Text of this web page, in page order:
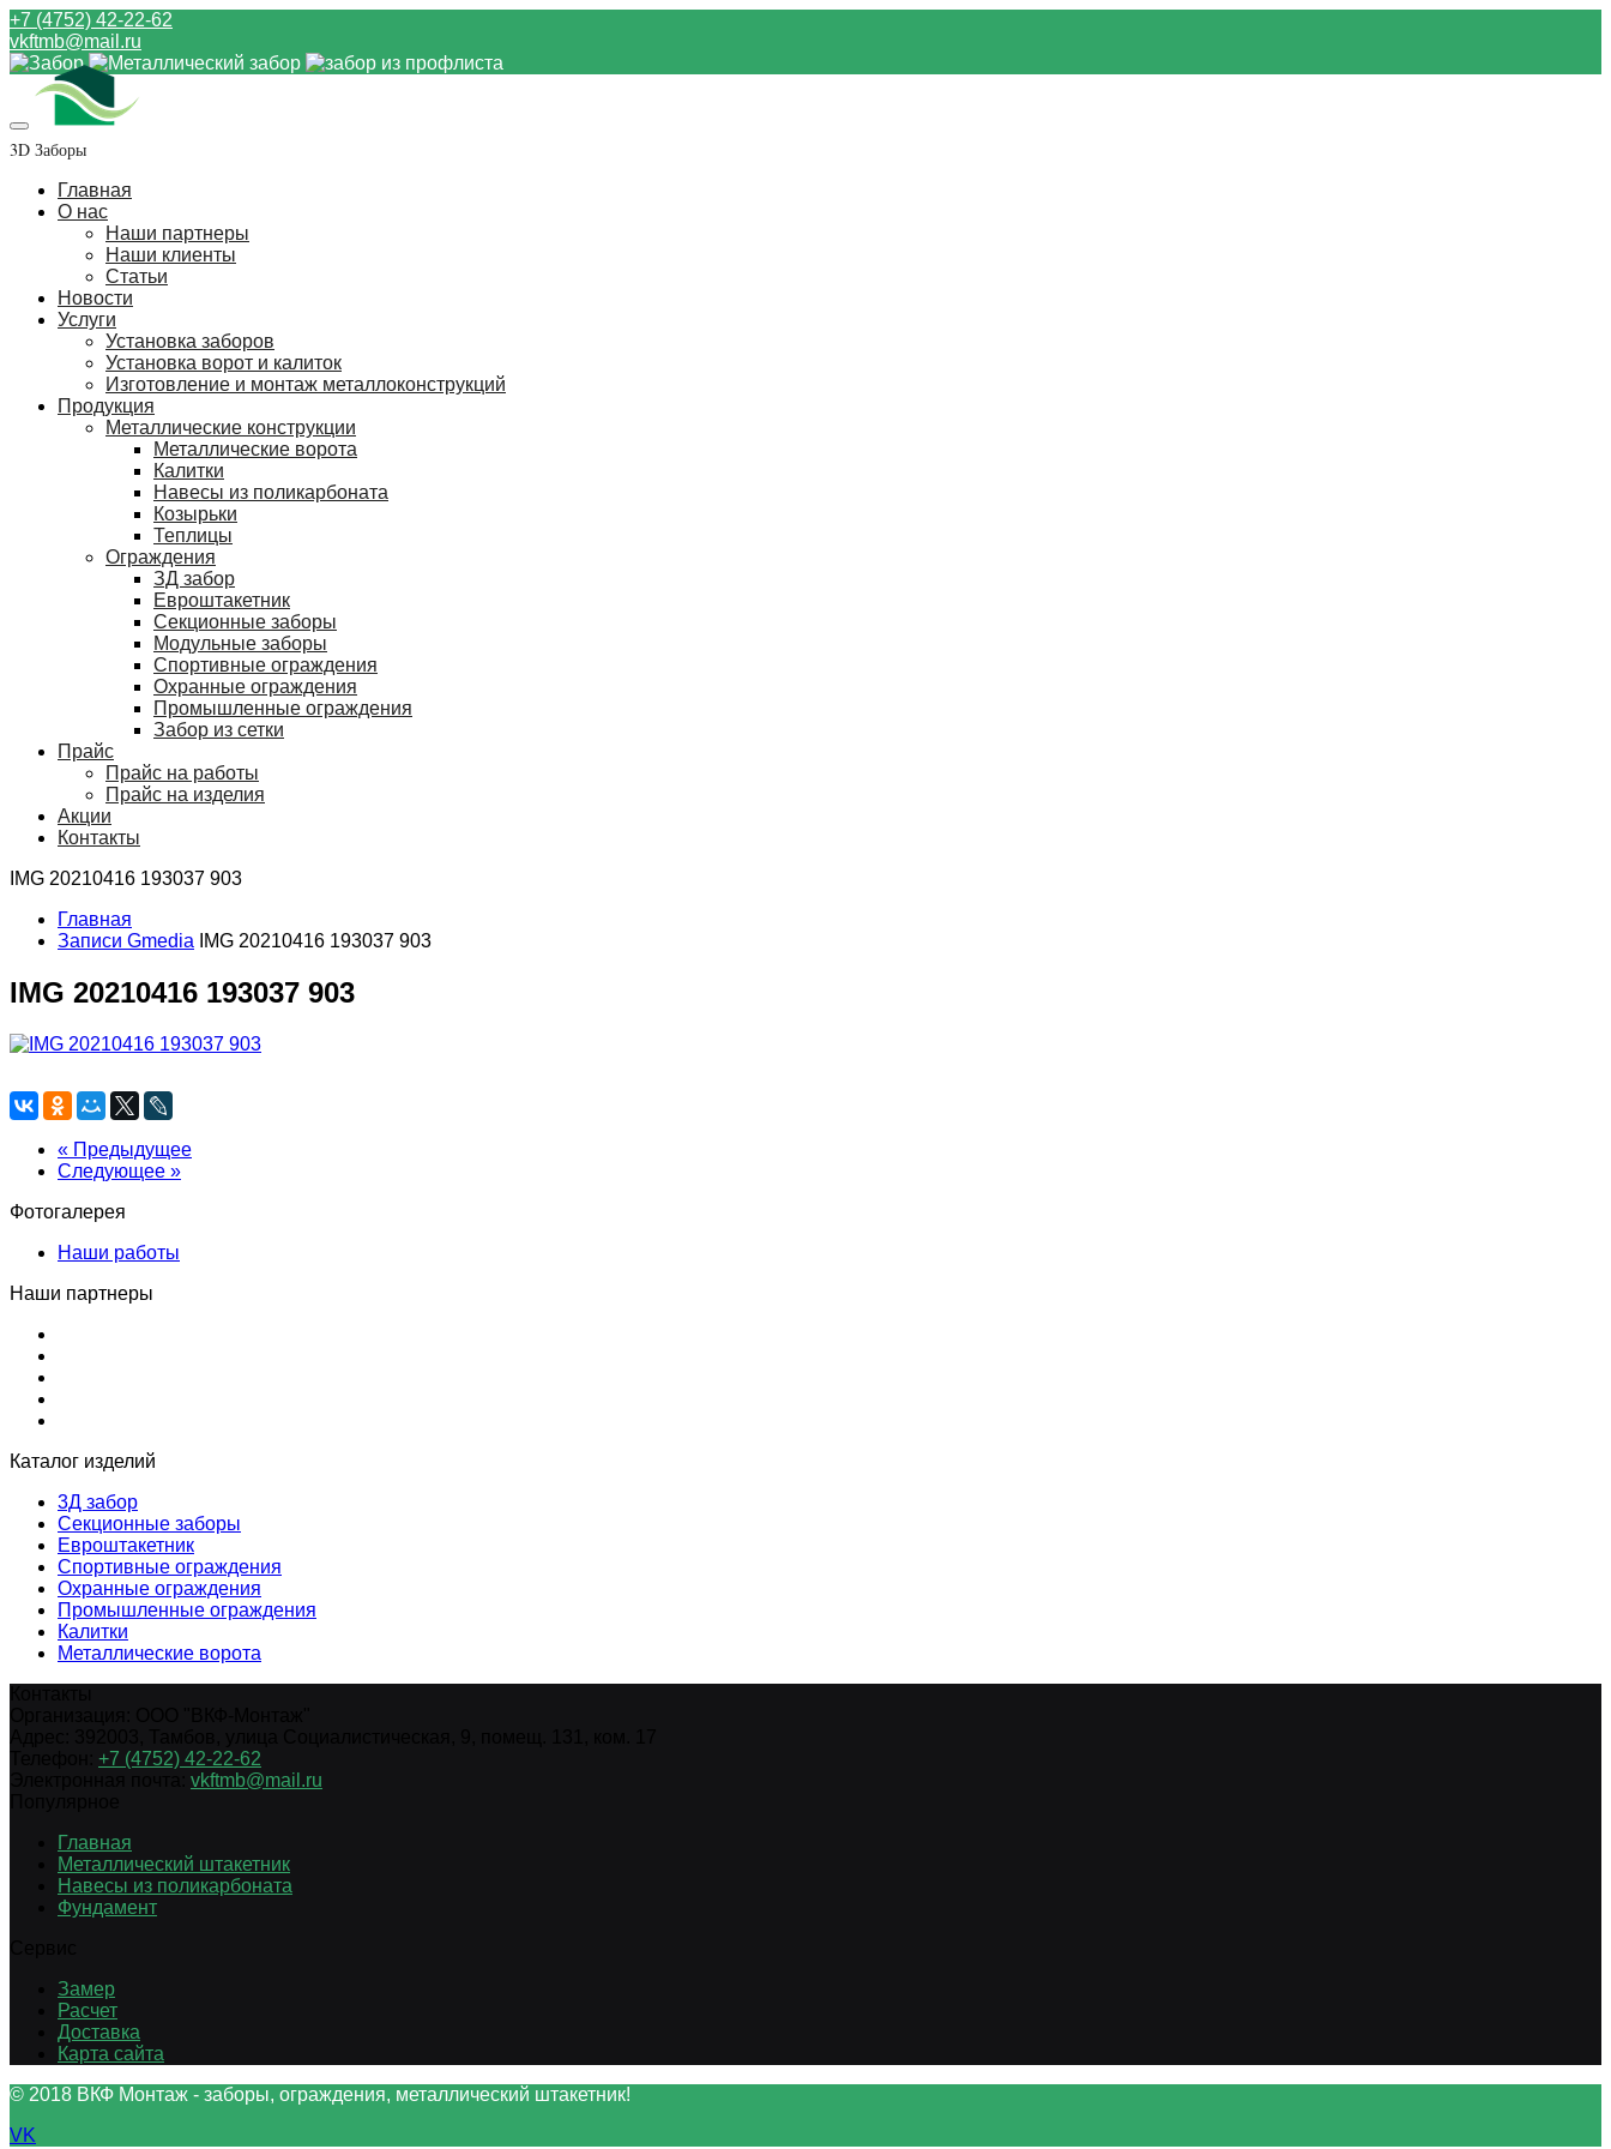
+7 (4752) 42-22-62
vkftmb@mail.ru
3D Заборы
Главная
О нас
Наши партнеры
Наши клиенты
Статьи
Новости
Услуги
Установка заборов
Установка ворот и калиток
Изготовление и монтаж металлоконструкций
Продукция
Металлические конструкции
Металлические ворота
Калитки
Навесы из поликарбоната
Козырьки
Теплицы
Ограждения
ЗД забор
Евроштакетник
Секционные заборы
Модульные заборы
Спортивные ограждения
Охранные ограждения
Промышленные ограждения
Забор из сетки
Прайс
Прайс на работы
Прайс на изделия
Акции
Контакты
IMG 20210416 193037 903
Главная
Записи Gmedia
IMG 20210416 193037 903
IMG 20210416 193037 903
« Предыдущее
Следующее »
Фотогалерея
Наши работы
Наши партнеры
Каталог изделий
3Д забор
Секционные заборы
Евроштакетник
Спортивные ограждения
Охранные ограждения
Промышленные ограждения
Калитки
Металлические ворота
+7 (4752) 42-22-62
vkftmb@mail.ru
Главная
Металлический штакетник
Навесы из поликарбоната
Фундамент
Замер
Расчет
Доставка
Карта сайта
© 2018 ВКФ Монтаж - заборы, ограждения, металлический штакетник!
VK